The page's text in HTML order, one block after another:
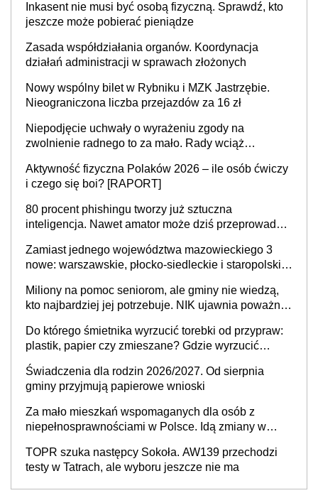
Inkasent nie musi być osobą fizyczną. Sprawdź, kto
jeszcze może pobierać pieniądze
Zasada współdziałania organów. Koordynacja
działań administracji w sprawach złożonych
Nowy wspólny bilet w Rybniku i MZK Jastrzębie.
Nieograniczona liczba przejazdów za 16 zł
Niepodjęcie uchwały o wyrażeniu zgody na
zwolnienie radnego to za mało. Rady wciąż
sprawy
Aktywność fizyczna Polaków 2026 – ile osób ćwiczy
i czego się boi? [RAPORT]
80 procent phishingu tworzy już sztuczna
inteligencja. Nawet amator może dziś przeprowadzić
Zamiast jednego województwa mazowieckiego 3
nowe: warszawskie, płocko-siedleckie i staropolskie.
stołecznych
Miliony na pomoc seniorom, ale gminy nie wiedzą,
kto najbardziej jej potrzebuje. NIK ujawnia poważną
Do którego śmietnika wyrzucić torebki od przypraw:
plastik, papier czy zmieszane? Gdzie wyrzucić
Świadczenia dla rodzin 2026/2027. Od sierpnia
gminy przyjmują papierowe wnioski
Za mało mieszkań wspomaganych dla osób z
niepełnosprawnościami w Polsce. Idą zmiany w
TOPR szuka następcy Sokoła. AW139 przechodzi
testy w Tatrach, ale wyboru jeszcze nie ma